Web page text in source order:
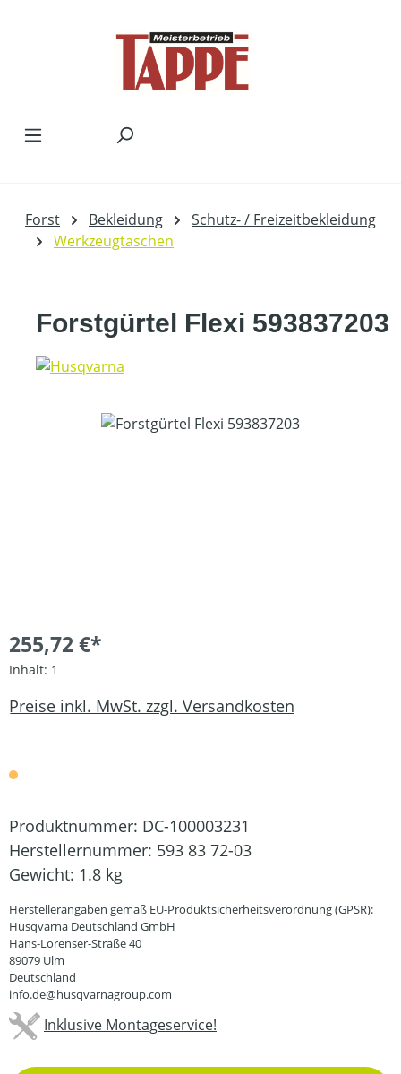
Forst Bekleidung
Schutz- / Freizeitbekleidung
Werkzeugtaschen
Forstgürtel Flexi 593837203
Bildergalerie überspringen
255,72 €*
Inhalt: 1
Preise inkl. MwSt. zzgl. Versandkosten
Produktnummer: DC-100003231
Herstellernummer: 593 83 72-03
Gewicht: 1.8 kg
Herstellerangaben gemäß EU-Produktsicherheitsverordnung (GPSR):
Husqvarna Deutschland GmbH
Hans-Lorenser-Straße 40
89079 Ulm
Deutschland
info.de@husqvarnagroup.com
Inklusive Montageservice!